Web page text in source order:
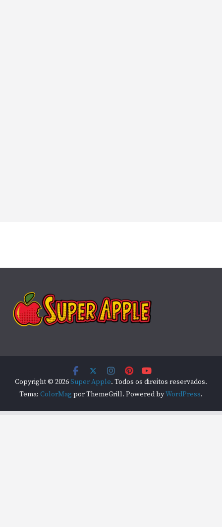
Copyright © 2026Super Apple. Todos os direitos reservados.
Tema: ColorMag por ThemeGrill. Powered byWordPress.